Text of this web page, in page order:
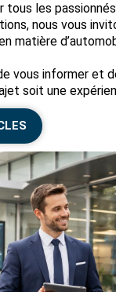
tous les
nous vous
matière
vous informer et
soit une